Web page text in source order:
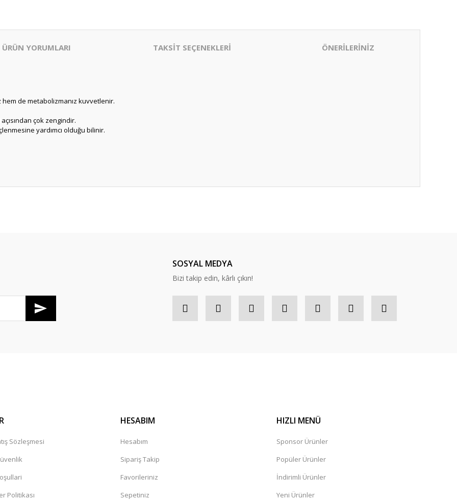
ÜRÜN YORUMLARI TAKSİT SEÇENEKLERİ ÖNERİLERİNİZ
de metabolizmanız kuvvetlenir.
çok zengindir.
yardımcı olduğu bilinir.
SOSYAL MEDYA
Bizi takip edin, kârlı çıkın!
Sözleşmesi
Politikası
HESABIM
Hesabım
Sipariş Takip
Favorileriniz
Sepetiniz
HIZLI MENÜ
Sponsor Ürünler
Popüler Ürünler
İndirimli Ürünler
Yeni Ürünler